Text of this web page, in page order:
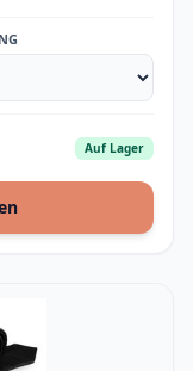
Auf Lager